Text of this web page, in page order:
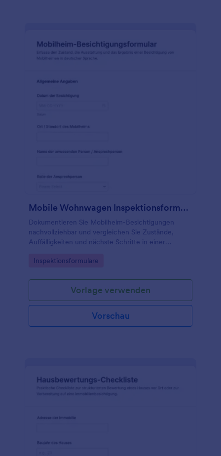
Mobile Wohnwagen Inspektionsformular
Dokumentieren Sie Mobilheim-Besichtigungen
nachvollziehbar und vergleichen Sie Zustände,
Auffälligkeiten und nächste Schritte in einer
Vermietung oder Instandhaltung.
Go to Category:
Inspektionsformulare
Vorlage verwenden
Vorschau